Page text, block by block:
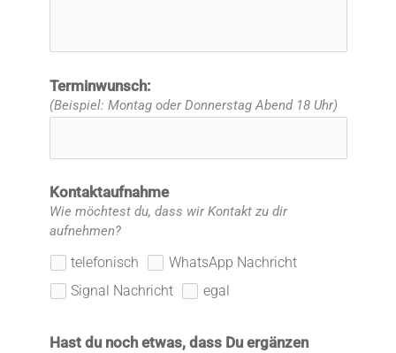
Terminwunsch:
(Beispiel: Montag oder Donnerstag Abend 18 Uhr)
Kontaktaufnahme
Wie möchtest du, dass wir Kontakt zu dir
aufnehmen?
telefonisch
WhatsApp Nachricht
Signal Nachricht
egal
Hast du noch etwas, dass Du ergänzen